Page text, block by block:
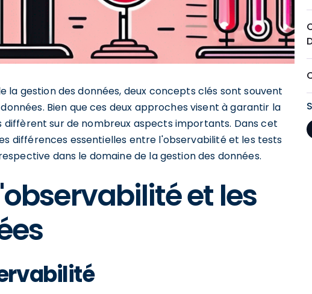
la gestion des données, deux concepts clés sont souvent
Bien que ces deux approches visent à garantir la
diffèrent sur de nombreux aspects importants. Dans cet
différences essentielles entre l'observabilité et les tests
dans le domaine de la gestion des données.
et les